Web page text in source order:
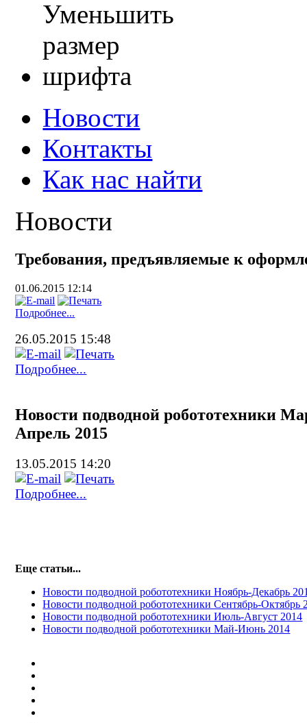
Новости
Контакты
Как нас найти
Новости
Требования, предъявляемые к
01.06.2015 12:14
Подробнее...
26.05.2015 15:48
Подробнее...
Новости подводной робототехники
Апрель 2015
13.05.2015 14:20
Подробнее...
Еще статьи...
Новости подводной робототехники Ноябрь-Декабрь
Новости подводной робототехники Сентябрь-Октябрь
Новости подводной робототехники Июль-Август 2014
Новости подводной робототехники Май-Июнь 2014